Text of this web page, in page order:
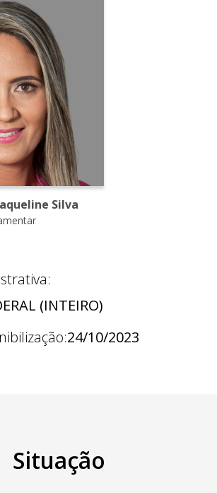
Silva
(INTEIRO)
24/10/2023
Situação